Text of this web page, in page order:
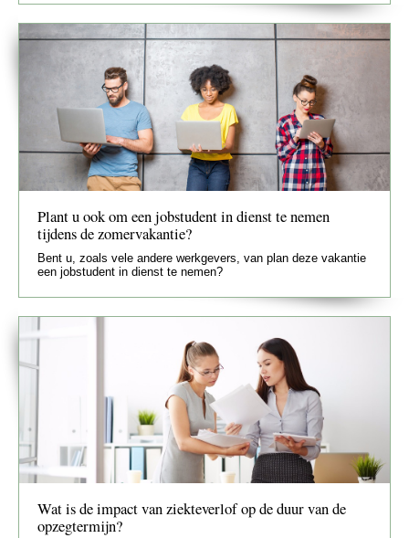
Plant u ook om een jobstudent in dienst te nemen
tijdens de zomervakantie?
Bent u, zoals vele andere werkgevers, van plan deze vakantie
een jobstudent in dienst te nemen?
Wat is de impact van ziekteverlof op de duur van de
opzegtermijn?